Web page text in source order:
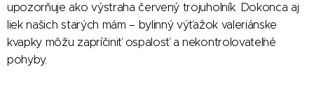
upozorňuje ako výstraha červený trojuholník. Dokonca aj
liek našich starých mám – bylinný výťažok valeriánske
kvapky môžu zapríčiniť ospalosť a nekontrolovateľné
pohyby.